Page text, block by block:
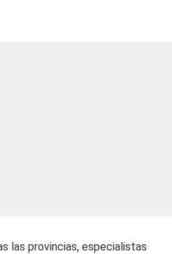
las provincias, especialistas